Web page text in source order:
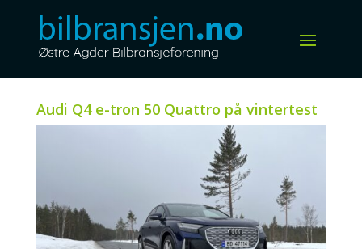
Audi Q4 e-tron 50 Quattro på vintertest